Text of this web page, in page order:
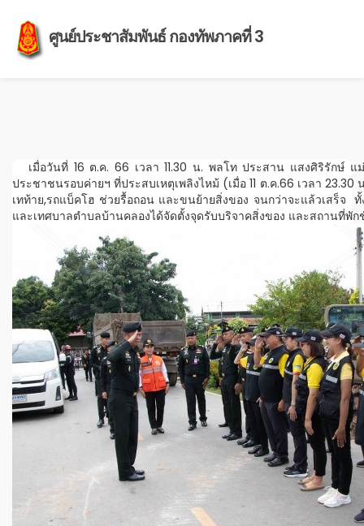
ศูนย์ประชาสัมพันธ์ กองทัพภาคที่ 3
เมื่อวันที่ 16 ต.ค. 66 เวลา 11.30 น. พลโท ประสาน แสงศิริรักษ์
ประชาชนรอบค่ายฯ ที่ประสบเหตุเพลิงไหม้ (เมื่อ 11 ต.ค.66 เวลา
เทท้าย,รถแบ็คโฮ ช่วยรื้อถอน และขนย้ายสิ่งของ จนกว่าจะแล้วเสร็จ
และเทศบาลตำบลบ้านคลองได้จัดตั้งจุดรับบริจาคสิ่งของ และสถานที่พั